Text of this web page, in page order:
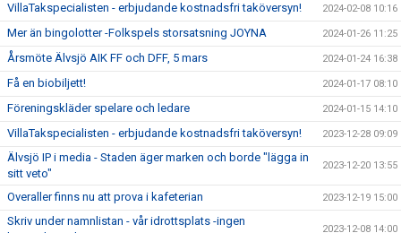
VillaTakspecialisten - erbjudande kostnadsfri taköversyn! 2024-02-08 10:16
Mer än bingolotter -Folkspels storsatsning JOYNA 2024-01-26 11:25
Årsmöte Älvsjö AIK FF och DFF, 5 mars 2024-01-24 16:38
Få en biobiljett! 2024-01-17 08:10
Föreningskläder spelare och ledare 2024-01-15 14:10
VillaTakspecialisten - erbjudande kostnadsfri taköversyn! 2023-12-28 09:09
Älvsjö IP i media - Staden äger marken och borde "lägga in
sitt veto"
2023-12-20 13:55
Overaller finns nu att prova i kafeterian 2023-12-19 15:00
Skriv under namnlistan - vår idrottsplats -ingen
2023-12-08 14:00